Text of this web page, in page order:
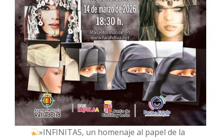
»INFINITAS, un homenaje al papel de la